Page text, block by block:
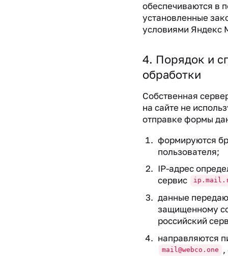
обеспечиваются в
установленные
условиями Яндекс
4. Порядок и
обработки
Собственная
на сайте не
отправке формы
формируются
пользователя;
IP-адрес
сервис
данные
защищенному
российский
направляются
mail@webco.one
,